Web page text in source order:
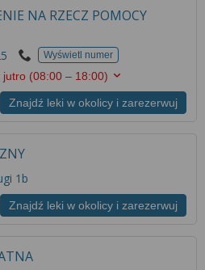
NA RZECZ POMOCY
Wyświetl numer
jutro (08:00 – 18:00)
Znajdź leki w okolicy i zarezerwuj
1b
Znajdź leki w okolicy i zarezerwuj